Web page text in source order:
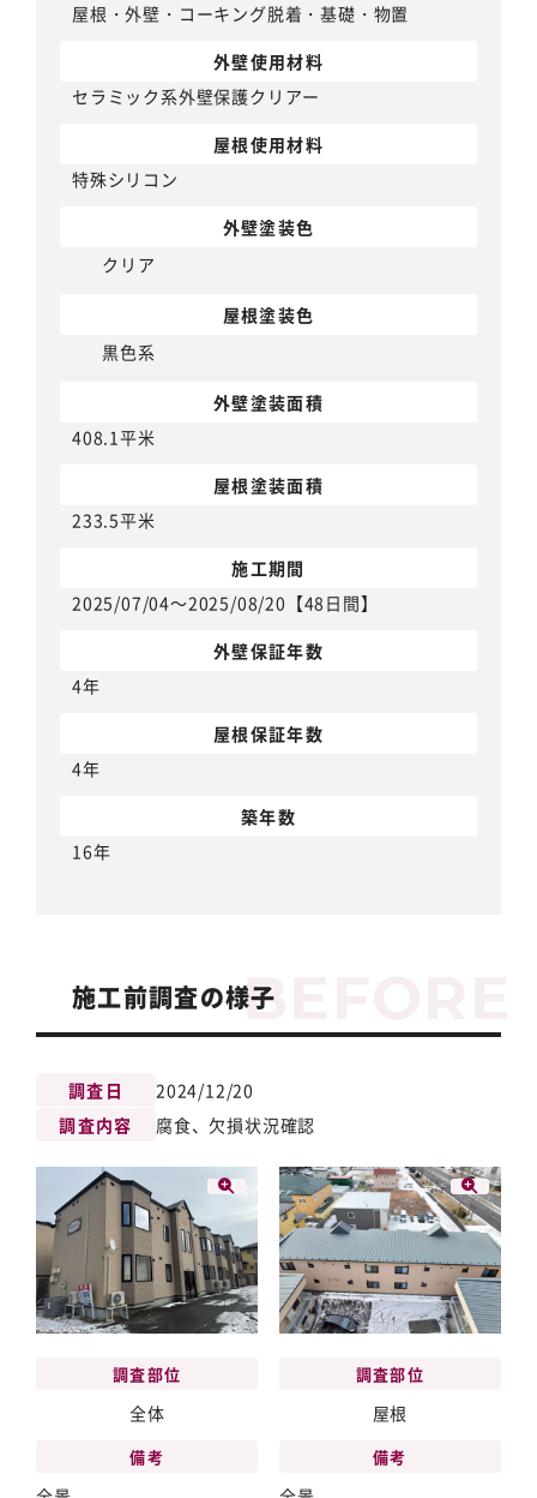
屋根・外壁・コーキング脱着・基礎・物置
外壁使用材料
セラミック系外壁保護クリアー
屋根使用材料
特殊シリコン
外壁塗装色
クリア
屋根塗装色
黒色系
外壁塗装面積
408.1平米
屋根塗装面積
233.5平米
施工期間
2025/07/04～2025/08/20【48日間】
外壁保証年数
4年
屋根保証年数
4年
築年数
16年
施工前調査の様子
調査日
2024/12/20
調査内容
腐食、欠損状況確認
調査部位
全体
備考
調査部位
屋根
備考